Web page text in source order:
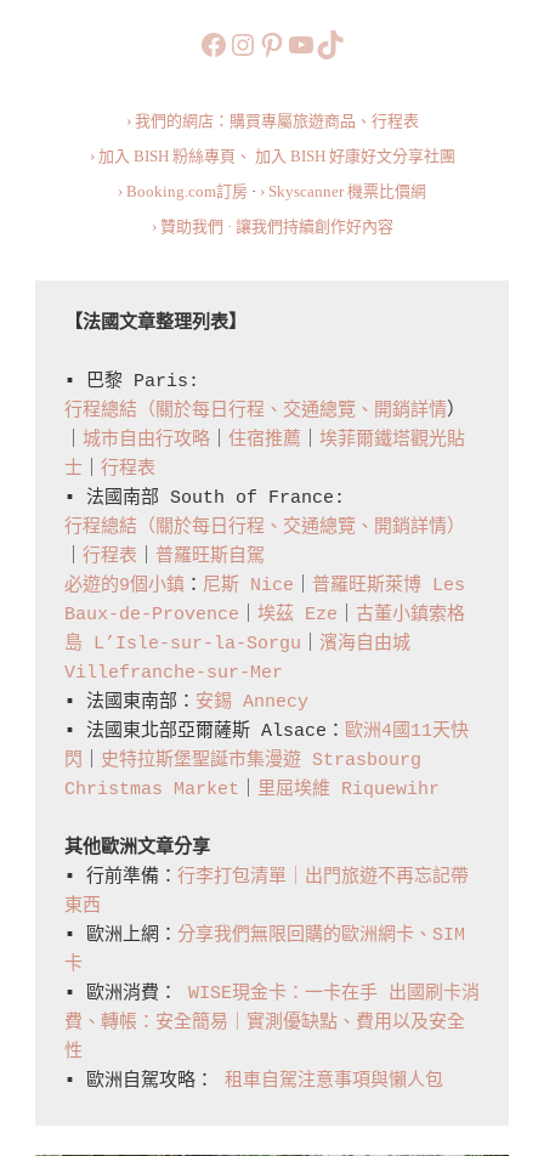
場
Aux
Fleurs
Reine
Elizabeth
體
驗
黎
花
香
與
漫
https://www.facebook.com/
https://
https://
旅行美食小短片TikTok
› 我們的網店：購買專屬旅遊商品、行程表
› 加入 BISH 粉絲專頁、 加入 BISH 好康好文分享社團
› Booking.com訂房 · › Skyscanner 機票比價網
› 贊助我們 · 讓我們持續創作好內容
【法國文章整理列表】
▪️ 巴黎 Paris:
行程總結（關於每日行程、交通總覽、開銷詳情）
城市自由行攻略 住宿推薦
埃菲爾鐵塔觀光貼
士
行程表
▪️ 法國南部 South of France:
行程總結（關於每日行程、交通總覽、開銷詳情）
行程表
普羅旺斯自駕
必遊的9個小鎮 ： 尼斯 Nice
普羅旺斯萊博 Les
Baux-de-Provence
埃茲 Eze
古董小鎮索格
島 L’Isle-sur-la-Sorgu
濱海自由城
Villefranche-sur-Mer
▪️ 法國東南部： 安錫 Annecy
▪️ 法國東北部亞爾薩斯 Alsace： 歐洲4國11天快
閃
史特拉斯堡聖誕市集漫遊 Strasbourg
Christmas Market
里屈埃維 Riquewihr
其他歐洲文章分享
▪️ 行前準備： 行李打包清單｜出門旅遊不再忘記帶
東西
▪️ 歐洲上網： 分享我們無限回購的歐洲網卡、SIM
卡
▪️ 歐洲消費： WISE現金卡：一卡在手 出國刷卡消
費、轉帳：安全簡易｜實測優缺點、費用以及安全
性
▪️ 歐洲自駕攻略： 租車自駕注意事項與懶人包